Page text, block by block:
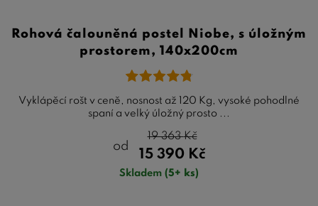
Rohová čalouněná postel Niobe, s úložným
prostorem, 140x200cm
Vyklápěcí rošt v ceně, nosnost až 120 Kg, vysoké pohodlné
spaní a velký úložný prosto ...
od
15 390 Kč
19 363Kč
Skladem (5+ ks)